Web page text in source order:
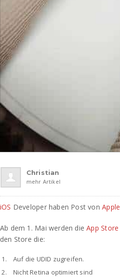
Christian
mehr Artikel
iOS Developer haben Post vonApple
Ab dem 1. Mai werden dieApp Store
den Store die:
Auf die UDID zugreifen.
Nicht Retina optimiert sind